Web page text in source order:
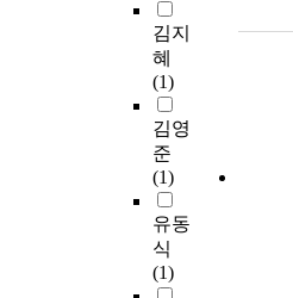
김지
혜
(1)
김영
준
(1)
유동
식
(1)